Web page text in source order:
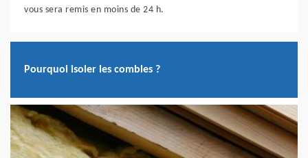
vous sera remis en moins de 24 h.
Pourquoi isoler les combles ?